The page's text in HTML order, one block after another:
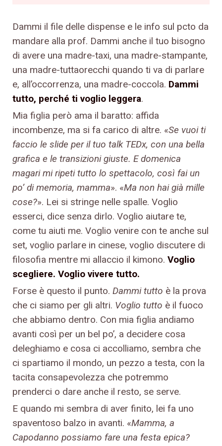
Dammi il file delle dispense e le info sul pcto da
mandare alla prof. Dammi anche il tuo bisogno
di avere una madre-taxi, una madre-stampante,
una madre-tuttaorecchi quando ti va di parlare
e, all’occorrenza, una madre-coccola. Dammi
tutto, perché ti voglio leggera.
Mia figlia però ama il baratto: affida
incombenze, ma si fa carico di altre. «Se vuoi ti
faccio le slide per il tuo talk TEDx, con una bella
grafica e le transizioni giuste. E domenica
magari mi ripeti tutto lo spettacolo, così fai un
po’ di memoria, mamma». «Ma non hai già mille
cose?». Lei si stringe nelle spalle. Voglio
esserci, dice senza dirlo. Voglio aiutare te,
come tu aiuti me. Voglio venire con te anche sul
set, voglio parlare in cinese, voglio discutere di
filosofia mentre mi allaccio il kimono. Voglio
scegliere. Voglio vivere tutto.
Forse è questo il punto. Dammi tutto è la prova
che ci siamo per gli altri. Voglio tutto è il fuoco
che abbiamo dentro. Con mia figlia andiamo
avanti così per un bel po’, a decidere cosa
deleghiamo e cosa ci accolliamo, sembra che
ci spartiamo il mondo, un pezzo a testa, con la
tacita consapevolezza che potremmo
prenderci o dare anche il resto, se serve.
E quando mi sembra di aver finito, lei fa uno
spaventoso balzo in avanti. «Mamma, a
Capodanno possiamo fare una festa epica?